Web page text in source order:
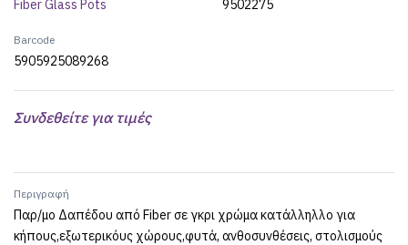
Fiber Glass Pots 9502275
Barcode
5905925089268
Συνδεθείτε για τιμές
Περιγραφή
Παρ/μο Δαπέδου από Fiber σε γκρι χρώμα κατάλληλλο για
κήπους,εξωτερικόυς χώρους,φυτά, ανθοσυνθέσεις, στολισμούς